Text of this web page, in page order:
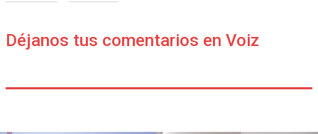
Déjanos tus comentarios en Voiz